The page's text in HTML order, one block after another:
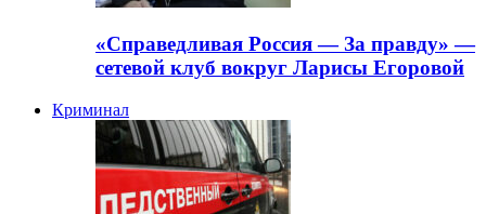
«Справедливая Россия — За правду» —
сетевой клуб вокруг Ларисы Егоровой
Криминал